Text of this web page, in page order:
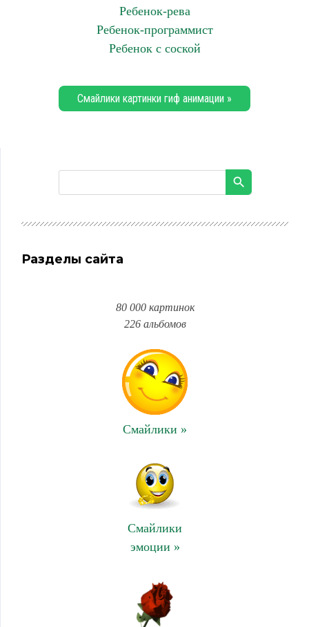
Ребенок-рева
Ребенок-программист
Ребенок с соской
Смайлики картинки гиф анимации »
Разделы сайта
80 000 картинок
226 альбомов
Смайлики »
Смайлики
эмоции »